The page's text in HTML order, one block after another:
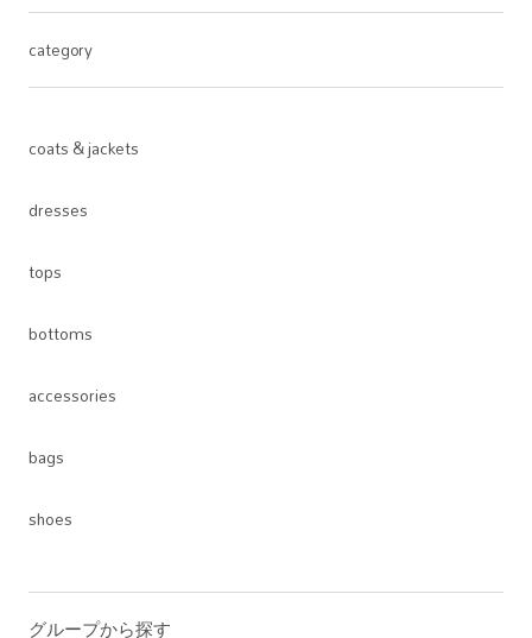
category
coats & jackets
dresses
tops
bottoms
accessories
bags
shoes
グループから探す